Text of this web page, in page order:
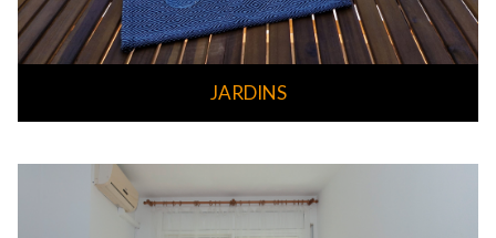
JARDINS